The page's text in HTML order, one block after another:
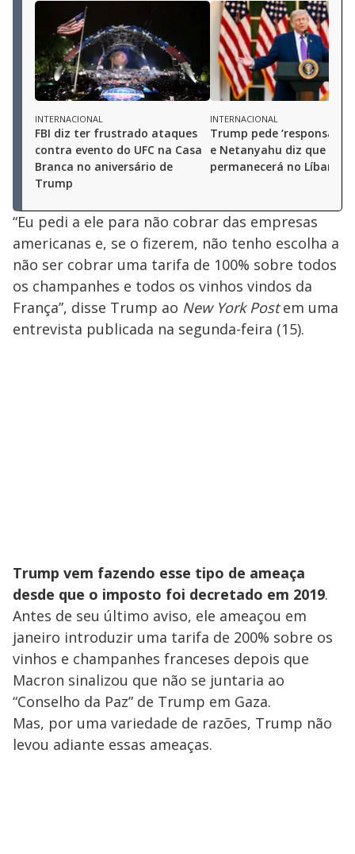
INTERNACIONAL
FBI diz ter frustrado ataques
contra evento do UFC na Casa
Branca no aniversário de
Trump
INTERNACIONAL
Trump pede
e Netanyahu diz que
permanecerá no Líbano
“Eu pedi a ele para não cobrar das empresas
americanas e, se o fizerem, não tenho escolha a
não ser cobrar uma tarifa de 100% sobre todos
os champanhes e todos os vinhos vindos da
França”, disse Trump ao New York Postem uma
entrevista publicada na segunda-feira (15).
Trump vem fazendo esse tipo de ameaça
desde que o imposto foi decretado em 2019.
Antes de seu último aviso, ele ameaçou em
janeiro introduzir uma tarifa de 200% sobre os
vinhos e champanhes franceses depois que
Macron sinalizou que não se juntaria ao
“Conselho da Paz” de Trump em Gaza.
Mas, por uma variedade de razões, Trump não
levou adiante essas ameaças.